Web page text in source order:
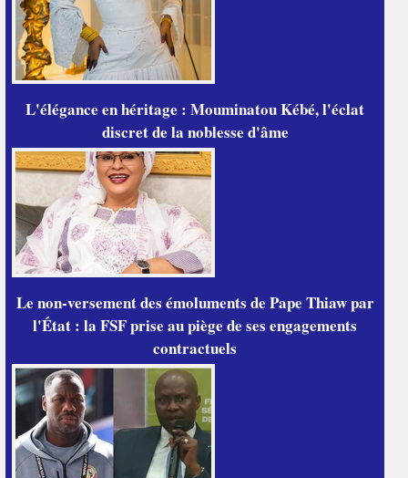
L'élégance en héritage : Mouminatou Kébé, l'éclat
discret de la noblesse d'âme
Le non-versement des émoluments de Pape Thiaw par
l'État : la FSF prise au piège de ses engagements
contractuels